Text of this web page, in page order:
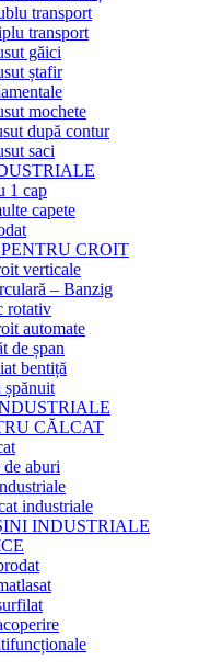
transport
transport
găici
ștafir
mochete
după contur
saci
1 cap
capete
CROIT
verticale
– Banzig
rotativ
automate
de șpan
bentiță
șpănuit
CĂLCAT
de aburi
industriale
INDUSTRIALE